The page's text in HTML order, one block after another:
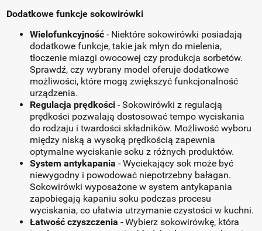
Dodatkowe funkcje sokowirówki
Wielofunkcyjność - Niektóre sokowirówki posiadają
dodatkowe funkcje, takie jak młyn do mielenia,
tłoczenie miazgi owocowej czy produkcja sorbetów.
Sprawdź, czy wybrany model oferuje dodatkowe
możliwości, które mogą zwiększyć funkcjonalność
urządzenia.
Regulacja prędkości - Sokowirówki z regulacją
prędkości pozwalają dostosować tempo wyciskania
do rodzaju i twardości składników. Możliwość wyboru
między niską a wysoką prędkością zapewnia
optymalne wyciskanie soku z różnych produktów.
System antykapania - Wyciekający sok może być
niewygodny i powodować niepotrzebny bałagan.
Sokowirówki wyposażone w system antykapania
zapobiegają kapaniu soku podczas procesu
wyciskania, co ułatwia utrzymanie czystości w kuchni.
Łatwość czyszczenia - Wybierz sokowirówkę, która